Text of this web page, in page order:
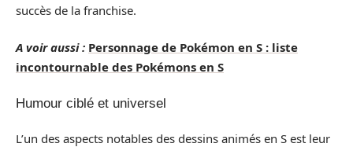
succès de la franchise.
A voir aussi : Personnage de Pokémon en S : liste
incontournable des Pokémons en S
Humour ciblé et universel
L’un des aspects notables des dessins animés en S est leur